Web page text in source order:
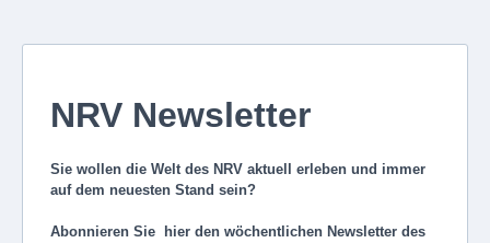
NRV Newsletter
Sie wollen die Welt des NRV aktuell erleben und immer
auf dem neuesten Stand sein?
Abonnieren Sie hier den wöchentlichen Newsletter des